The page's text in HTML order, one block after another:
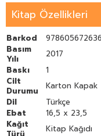
"Kapsamlı ve konulara
olarak doğru
tecrübe ve bilginin
analiz."Journal of
"Konulara derinlemesine
sağlığı ve gruplar arası
değerli olmalı. Dinin çok
bir analizi...."
Kitap Özellikleri
Barkod
Basım
Yılı
2017
Baskı
1
Cilt
Durumu
Karton Kapak
Dil
Türkçe
Ebat
16,5 x 23,5
Kağıt
Kitap Kağıdı